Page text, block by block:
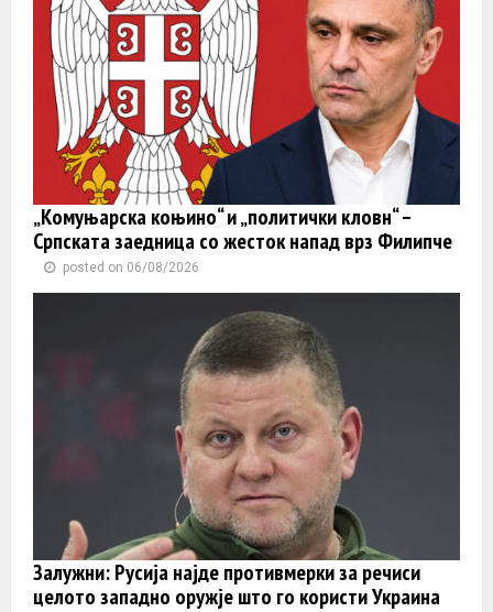
„Комуњарска коњино“ и „политички кловн“ –
Српската заедница со жесток напад врз Филипче
posted on 06/08/2026
Залужни: Русија најде противмерки за речиси
целото западно оружје што го користи Украина